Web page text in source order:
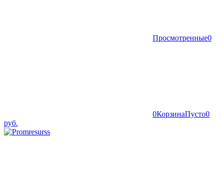
Просмотренные0
0КорзинаПусто0
руб.